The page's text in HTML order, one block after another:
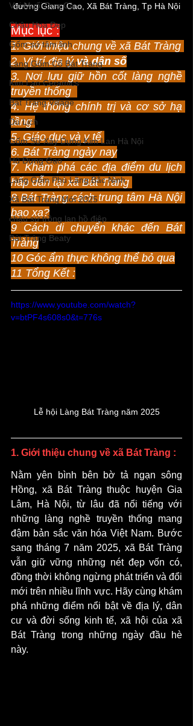
Vại Muối Dưa Cà
Chậu Hoa Đẹp
Gốm sứ tâm linh
Làng Gốm Cổ Bát Tràng
Kim Lan Ceramics
Bat Trang Village
Du Lịch
Gốm Sứ Xây Dựng Kim Lan Hà Nội
Hũ Đựng Gạo
Làng Gốm Phù Lãng Bắc Ninh
Xã Bát Tràng Mới 2025
chậu sứ trồng lan hồ điệp
Bát Tràng Beaty
đường Giang Cao, Xã Bát Tràng, Tp Hà Nội
Mục lục :
2. Vị trí địa lý và dân số
3. Nơi lưu giữ hồn cốt làng nghề
truyền thống
4. Hệ thống chính trị và cơ sở hạ
tầng
5. Giáo dục và y tế
6. Bát Tràng ngày nay
7. Khám phá các địa điểm du lịch
hấp dẫn tại xã Bát Tràng
8 Bát Tràng cách trung tâm Hà Nội
bao xa?
9 Cách di chuyển khác đến Bát
Tràng
10 Góc ẩm thực không thể bỏ qua
11 Tổng Kết :
https://www.youtube.com/watch?
v=btPF4s608s0&t=776s
Lễ hội Làng Bát Tràng năm 2025
1. Giới thiệu chung về xã Bát Tràng :
Nằm yên bình bên bờ tả ngạn sông
Hồng, xã Bát Tràng thuộc huyện Gia
Lâm, Hà Nội, từ lâu đã nổi tiếng với
những làng nghề truyền thống mang
đậm bản sắc văn hóa Việt Nam. Bước
sang tháng 7 năm 2025, xã Bát Tràng
vẫn giữ vững những nét đẹp vốn có,
đồng thời không ngừng phát triển và đổi
mới trên nhiều lĩnh vực. Hãy cùng khám
phá những điểm nổi bật về địa lý, dân
cư và đời sống kinh tế, xã hội của xã
Bát Tràng trong những ngày đầu hè
này.